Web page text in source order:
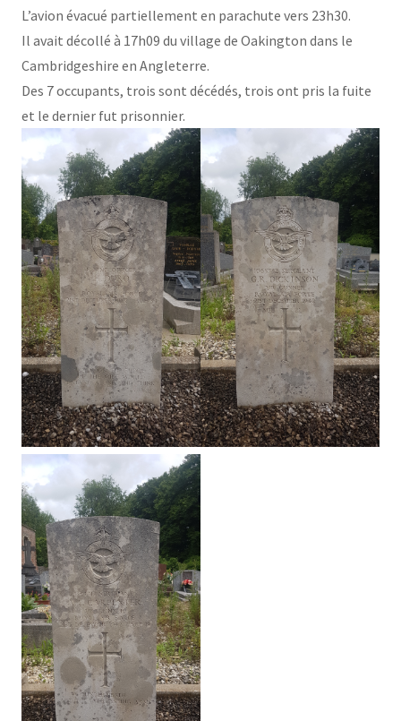
L’avion évacué partiellement en parachute vers 23h30.
Il avait décollé à 17h09 du village de Oakington dans le
Cambridgeshire en Angleterre.
Des 7 occupants, trois sont décédés, trois ont pris la fuite
et le dernier fut prisonnier.